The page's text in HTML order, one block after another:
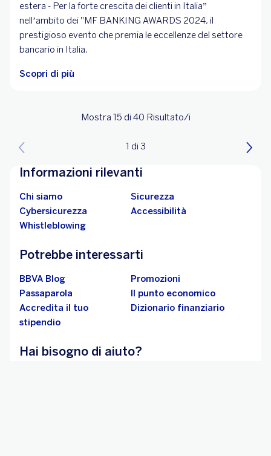
estera - Per la forte crescita dei clienti in Italia”
nell’ambito dei "MF BANKING AWARDS 2024, il
prestigioso evento che premia le eccellenze del settore
bancario in Italia.
Scopri di più
1 di 3
Mostra 15 di 40 Risultato/i
Informazioni rilevanti
Chi siamo
Sicurezza
Cybersicurezza
Accessibilità
Whistleblowing
Potrebbe interessarti
BBVA Blog
Promozioni
Passaparola
Il punto economico
Accredita il tuo
stipendio
Dizionario finanziario
Hai bisogno di aiuto?